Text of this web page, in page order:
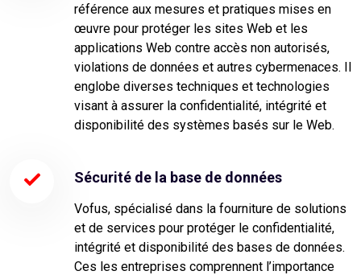
référence aux mesures et pratiques mises en
œuvre pour protéger les sites Web et les
applications Web contre accès non autorisés,
violations de données et autres cybermenaces. Il
englobe diverses techniques et technologies
visant à assurer la confidentialité, intégrité et
disponibilité des systèmes basés sur le Web.
Sécurité de la base de données
Vofus, spécialisé dans la fourniture de solutions
et de services pour protéger le confidentialité,
intégrité et disponibilité des bases de données.
Ces les entreprises comprennent l’importance